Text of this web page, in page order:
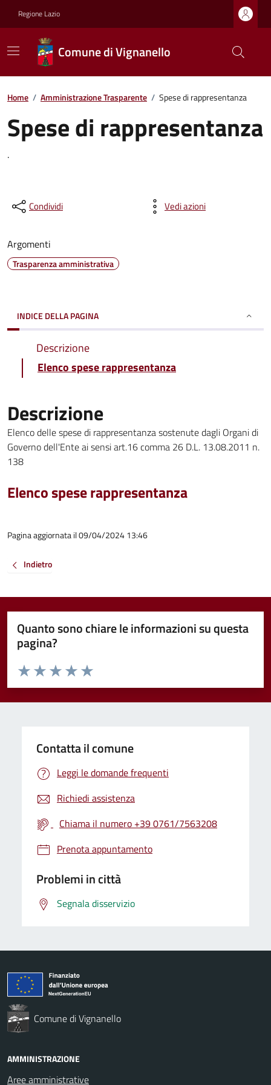
Regione Lazio
Comune di Vignanello
Home / Amministrazione Trasparente / Spese di rappresentanza
Spese di rappresentanza
.
Condividi Vedi azioni
Argomenti
Trasparenza amministrativa
INDICE DELLA PAGINA
Descrizione
Elenco spese rappresentanza
Descrizione
Elenco delle spese di rappresentanza sostenute dagli Organi di
Governo dell'Ente ai sensi art.16 comma 26 D.L. 13.08.2011 n.
138
Elenco spese rappresentanza
Pagina aggiornata il 09/04/2024 13:46
Indietro
Quanto sono chiare le informazioni su questa
pagina?
Valuta da 1 a 5 stelle la pagina
Valuta 5 stelle su 5
Valuta 4 stelle su 5
Valuta 3 stelle su 5
Valuta 2 stelle su 5
Valuta 1 stelle su 5
Contatta il comune
Leggi le domande frequenti
Richiedi assistenza
Chiama il numero +39 0761/7563208
Prenota appuntamento
Problemi in città
Segnala disservizio
Comune di Vignanello
AMMINISTRAZIONE
Aree amministrative